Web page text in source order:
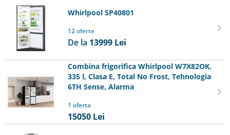
Whirlpool SP40801
12 oferte
De la 13999 Lei
Combina frigorifica Whirlpool W7X82OK,
335 l, Clasa E, Total No Frost, Tehnologia
6TH Sense, Alarma
1 oferta
15050 Lei